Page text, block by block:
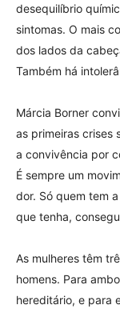
desequilíbrio
sintomas. O mais
dos lados da
Também há
Márcia Borner
as primeiras crises
a convivência por
É sempre um
dor. Só quem tem
que tenha,
As mulheres têm
homens. Para
hereditário, e para